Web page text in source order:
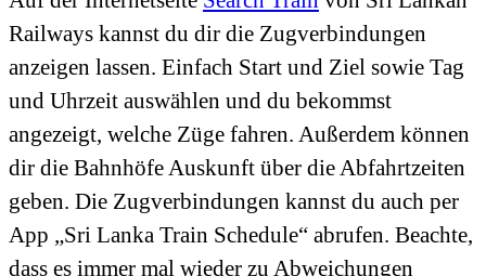
Railways kannst du dir die Zugverbindungen
anzeigen lassen. Einfach Start und Ziel sowie Tag
und Uhrzeit auswählen und du bekommst
angezeigt, welche Züge fahren. Außerdem können
dir die Bahnhöfe Auskunft über die Abfahrtzeiten
geben. Die Zugverbindungen kannst du auch per
App „Sri Lanka Train Schedule“ abrufen. Beachte,
dass es immer mal wieder zu Abweichungen